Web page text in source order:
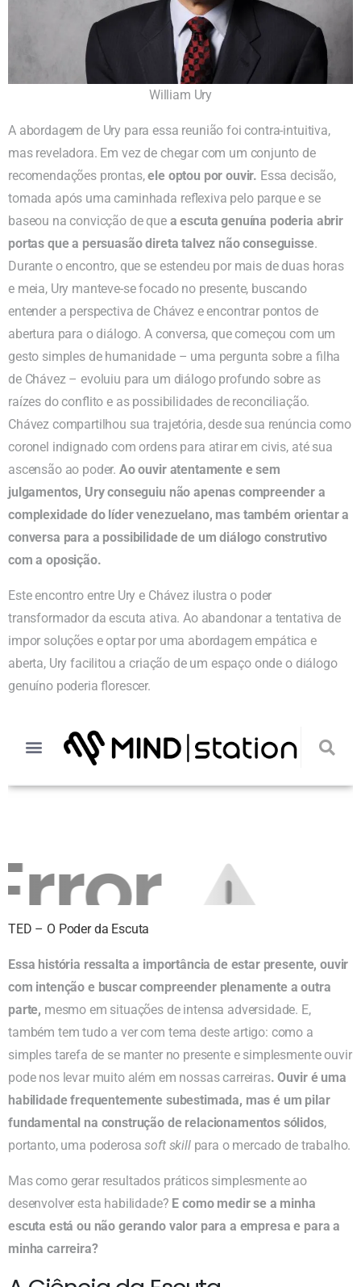
William Ury
A abordagem de Ury para essa reunião foi contra-intuitiva,
mas reveladora. Em vez de chegar com um conjunto de
recomendações prontas,ele optou por ouvir. Essa decisão,
tomada após uma caminhada reflexiva pelo parque e se
baseou na convicção de que a escuta genuína poderia abrir
portas que a persuasão direta talvez não conseguisse.
Durante o encontro, que se estendeu por mais de duas horas
e meia, Ury manteve-se focado no presente, buscando
entender a perspectiva de Chávez e encontrar pontos de
abertura para o diálogo. A conversa, que começou com um
gesto simples de humanidade – uma pergunta sobre a filha
de Chávez – evoluiu para um diálogo profundo sobre as
raízes do conflito e as possibilidades de reconciliação.
Chávez compartilhou sua trajetória, desde sua renúncia como
coronel indignado com ordens para atirar em civis, até sua
ascensão ao poder. Ao ouvir atentamente e sem
julgamentos, Ury conseguiu não apenas compreender a
complexidade do líder venezuelano, mas também orientar a
conversa para a possibilidade de um diálogo construtivo
com a oposição.
Este encontro entre Ury e Chávez ilustra o poder
transformador da escuta ativa. Ao abandonar a tentativa de
impor soluções e optar por uma abordagem empática e
aberta, Ury facilitou a criação de um espaço onde o diálogo
genuíno poderia florescer.
TED – O Poder da Escuta
Essa história ressalta a importância de estar presente, ouvir
com intenção e buscar compreender plenamente a outra
parte, mesmo em situações de intensa adversidade. E,
também tem tudo a ver com tema deste artigo: como a
simples tarefa de se manter no presente e simplesmente ouvir
pode nos levar muito além em nossas carreiras. Ouvir é uma
habilidade frequentemente subestimada, mas é um pilar
fundamental na construção de relacionamentos sólidos,
portanto, uma poderosasoft skillpara o mercado de trabalho.
Mas como gerar resultados práticos simplesmente ao
desenvolver esta habilidade? E como medir se a minha
escuta está ou não gerando valor para a empresa e para a
minha carreira?